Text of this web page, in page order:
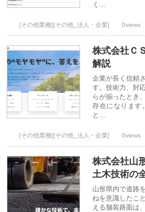
く…
[その他業種][その他_法人・企業] 0views
株式会社Ｃ
解説
企業が長く信頼
す。技術力、対
らが揃ったとき
存在になります
と…
[その他業種][その他_法人・企業] 0views
株式会社山
土木技術の
山形県内で道路
ねを意識したこ
える舗装路面は